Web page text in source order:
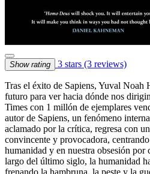
Show rating 3 stars (3 reviews)
Tras el éxito de Sapiens, Yuval Noah
futuro para ver hacia dónde nos
Times con 1 millón de ejemplares
autor de Sapiens, un fenómeno
aclamado por la crítica, regresa con
convincente y provocadora,
humanidad y en nuestra obsesión
largo del último siglo, la humanidad
frenando la hambruna, la peste y la